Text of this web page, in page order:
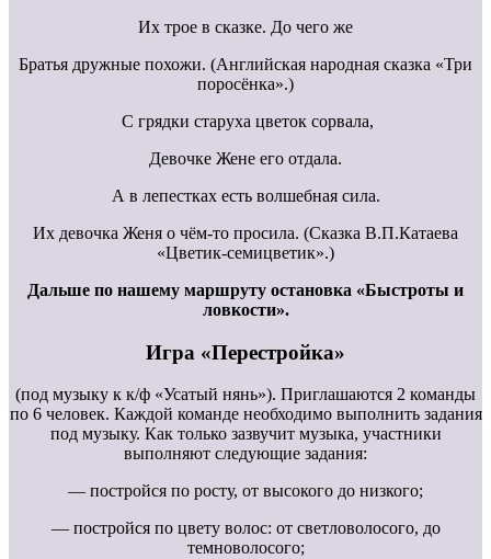
Их трое в сказке. До чего же
Братья дружные похожи. (Английская народная сказка «Три
поросёнка».)
С грядки старуха цветок сорвала,
Девочке Жене его отдала.
А в лепестках есть волшебная сила.
Их девочка Женя о чём-то просила. (Сказка В.П.Катаева
«Цветик-семицветик».)
Дальше по нашему маршруту остановка «Быстроты и
ловкости».
Игра «Перестройка»
(под музыку к к/ф «Усатый нянь»). Приглашаются 2 команды
по 6 человек. Каждой команде необходимо выполнить задания
под музыку. Как только зазвучит музыка, участники
выполняют следующие задания:
— постройся по росту, от высокого до низкого;
— постройся по цвету волос: от светловолосого, до
темноволосого;